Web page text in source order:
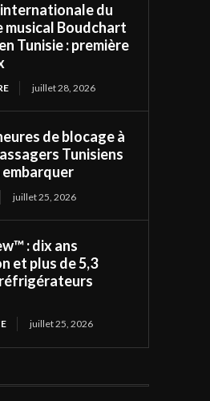
du
musical Boudchart
Tunisie : première
juillet 28, 2026
de blocage à
Tunisiens
juillet 25, 2026
: dix ans
et plus de 5,3
juillet 25, 2026